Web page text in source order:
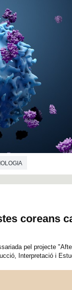
coreans
pel projecte
Interpretació i